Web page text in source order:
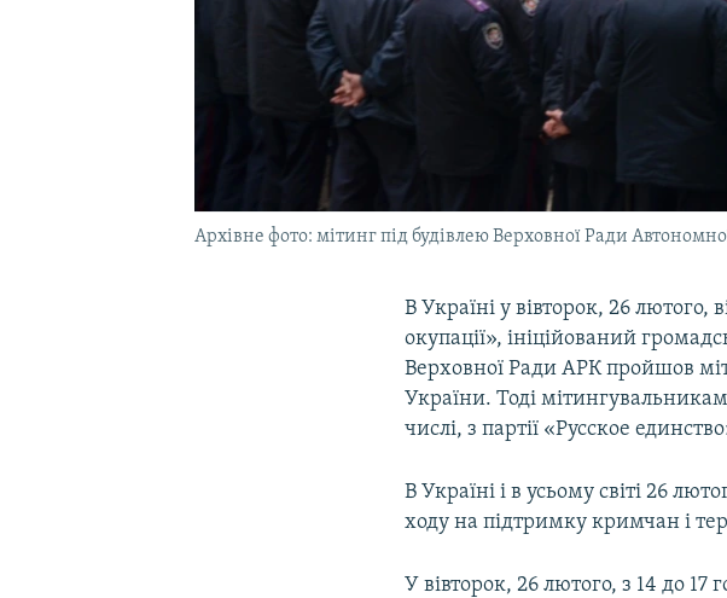
Архівне фото: мітинг під будівлею Верховної Ради
В Україні у вівторок, 26
окупації», ініційований
Верховної Ради АРК пройшов
України. Тоді
числі, з партії «Русское
В Україні і в усьому світі 26
ходу на підтримку кримчан і
У вівторок, 26 лютого, з 14 до